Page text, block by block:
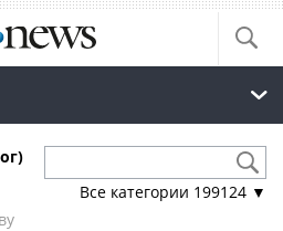
Все категории 199124 ▼